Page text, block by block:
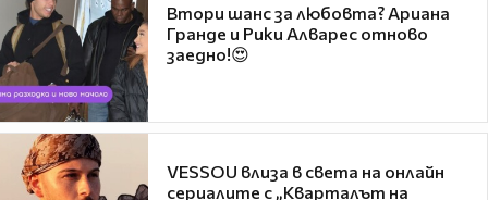
Втори шанс за любовта? Ариана
Гранде и Рики Алварес отново
заедно!😍
VESSOU влиза в света на онлайн
сериалите с „Кварталът на